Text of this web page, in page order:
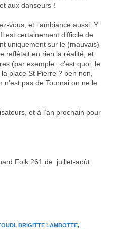
aux danseurs !
vous, et l’ambiance aussi. Y
est certainement difficile de
uniquement sur le (mauvais)
reflétait en rien la réalité, et
(par exemple : c’est quoi, le
place St Pierre ? ben non,
n’est pas de Tournai on ne le
et à l’an prochain pour
Folk 261 de juillet-août
, BRIGITTE LAMBOTTE,